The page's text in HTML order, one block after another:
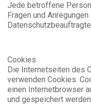
Jede betroffene
Fragen und
Cookies
Die Internetseiten des
verwenden Cookies.
einen Internetbrowser
und gespeichert